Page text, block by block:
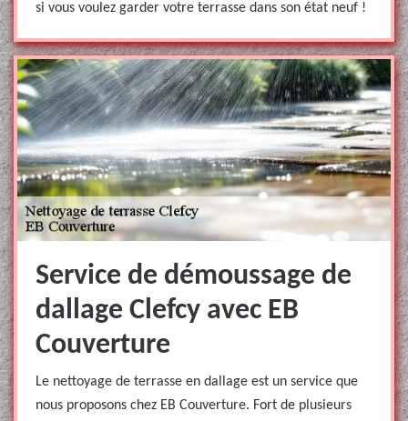
si vous voulez garder votre terrasse dans son état neuf !
Service de démoussage de
dallage Clefcy avec EB
Couverture
Le nettoyage de terrasse en dallage est un service que
nous proposons chez EB Couverture. Fort de plusieurs